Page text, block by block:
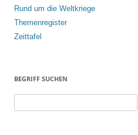
Rund um die Weltkriege
Themenregister
Zeittafel
BEGRIFF SUCHEN